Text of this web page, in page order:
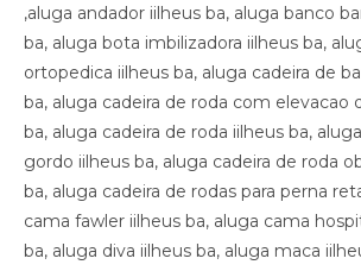
,aluga andador iilheus ba, aluga banco banho iilheus ba, aluga bota imbilizadora iilheus ba, aluga bota ortopedica iilheus ba, aluga cadeira de banho iilheus ba, aluga cadeira de roda com elevacao de pernas iilheus ba, aluga cadeira de roda iilheus ba, aluga cadeira de roda gordo iilheus ba, aluga cadeira de roda obeso iilheus ba, aluga cadeira de rodas para perna reta iilheus ba, aluga cama fawler iilheus ba, aluga cama hospitalar iilheus ba, aluga diva iilheus ba, aluga maca iilheus ba, aluga muleta iilheus ba, alugar cama hospitalar iilheus ba , aluguel andador iilheus ba, aluguel banco de banho iilheus ba, aluguel bota imobilizadora iilheus ba, aluguel bota ortopedica iilheus ba, aluguel cadeira de banho iilheus ba, aluguel cadeira de roda iilheus ba, aluguel cadeira de roda gordo iilheus ba, aluguel cadeira de roda obeso iilheus ba, aluguel cadeira de rodas com elevacao de pernas iilheus ba, aluguel cadeira de rodas para perna reta iilheus ba, aluguel cama fawler iilheus ba, aluguel cama hospitalar iilheus ba, aluguel diva iilheus ba, aluguel maca iilheus ba, aluguel maca iilheus ba, aluguel muleta iilheus ba, andador iilheus ba, artigos hospitalares iilheus ba, assento para banho iilheus ba, banco para banho iilheus ba, bota imibilizadora iilheus ba, bota imobilizadora iilheus ba, bota ortopedica barata iilheus ba, bota ortopedica iilheus ba, cadeira de higiene iilheus ba, cadeira de banho iilheus ba, cadeira de higiene iilheus ba, cadeira de necessidades iilheus ba, cadeira de roda gordo iilheus ba, cadeira de roda obeso iilheus ba, cadeira de rodas aluguel iilheus ba, cadeira de rodas elevacao de pernas iilheus ba, cadeira de rodas higienica iilheus ba, cadeira de rodas para banho preco iilheus ba, cadeira de rodas para gordo iilheus ba, cadeira higienica dobravel iilheus ba, cadeira higienica preco iilheus ba, cadeira para banho preco iilheus ba, cadeira para vaso iilheus ba, cadeiras de rodas iilheus ba, calha afo ortopedica pe caido iilheus ba, calha afo ortopedica pe caido iilheus ba, calha afo ortopedica pe caido iilheus ba, cama fawler iilheus ba, cama hospitalar automatica iilheus ba, cama hospitalar iilheus ba, cama hospitalar manual iilheus ba, cedeira de rodas iilheus ba, cilindro de oxigenio medicinal iilheus ba, clinica ortopedica iilheus ba, clinica so trauma iilheus ba, colar cervical iilheus ba, diva iilheus ba, equipamentos medicos iilheus ba, fisioterapia iilheus ba, hospital iilheus ba, hospital so trauma iilheus ba, imobilizador articulado cotovelo iilheus ba, imobilizador articulado joelho iilheus ba, imobilizador articulado joelho iilheus ba, imobilizador articulado iilheus ba, joelheira iilheus ba, joelheira ortopedica brace iilheus ba, joelheira ortopedica brace iilheus ba iilheus ba, joelheira ortopedica iilheus ba, joelheira ortopedica iilheus ba, joelheira ortopedica iilheus ba, joelheira ortopedica iilheus ba, joelheira ortopedica iilheus ba, locacao andador iilheus ba, locacao banco de banho iilheus ba, locacao bota imobilizadora iilheus ba, locacao bota ortopedica iilheus ba, locacao cadeira de banho iilheus ba, locacao cadeira de roda iilheus ba, locacao cadeira de roda gordo iilheus ba, locacao cadeira de roda obeso iilheus ba, locacao cadeira de rodas elevalcao de pernas iilheus ba, locacao cama fawler iilheus ba, locacao cama hospitalar iilheus ba, locacao de cadeira de rodas iilheus ba, locacao de cadeira de rodas para perna reta iilheus ba, locacao diva iilheus ba, locacao maca iilheus ba, locacao maca iilheus ba, locacao muleta iilheus ba, locadora andador iilheus ba, locadora banco de banho iilheus ba, locadora bota imobilizadora iilheus ba, locadora bota ortopedica iilheus ba, locadora cadeira de banho iilheus ba, locadora cadeira de roda iilheus ba, locadora cadeira de roda gordo iilheus ba, locadora cadeira de roda obeso iilheus ba, locadora cadeira de rodas elevecao de pernas, locadora cadeira de rodas para perna reta iilheus ba, locadora cama fawler iilheus ba, locadora cama hospitalar iilheus ba, locadora diva iilheus ba, locadora maca iilheus ba, locadora maca iilheus ba, locadora muleta iilheus ba, loja bota ortopedica iilheus ba, loja cadeira de banho iilheus ba, loja cadeira de roda iilheus ba, loja cama hospitalar iilheus ba, loja muleta iilheus ba, loja produtos medicos iilheus ba, loja produtos hospitalar iilheus ba, loja produtos hospitalares iilheus ba, loja produtos medicos iilheus ba, loja produtos ortopedicos iilheus ba, loja vende andador iilheus ba, loja vende bota ortopedica iilheus ba, loja vende cadeira de rodas perna reta iilheus ba, loja vende cama fawler iilheus ba, loja vende muleta iilheus ba, loja vende tipoia iilheus ba, maca iilheus ba, material cirurgico iilheus ba, medico ortopedista iilheus ba, muleta barata iilheus ba, muleta iilheus ba, muleta usada iilheus ba, muletas iilheus ba, munhequeira iilheus ba, ortese articulada cotovelo iilheus ba, ortese articulada cotovelo iilheus ba, ortese articulado cotovelo iilheus ba, ortese notuna facite plantar iilheus ba, ortese noturna facite plantar iilheus ba, ortese noturna facite plantar iilheus ba, ortopedia iilheus ba, poltrona hospitalar preco iilheus ba, poltrona reclinavel hospitalar iilheus ba, preco cadeira de banho iilheus ba, preco cama hospitalar iilheus ba, produtos hospitalares iilheus ba, produtos medicos iilheus ba, reabilitacao iilheus ba, sutia cirurgia iilheus ba, sutia ortopedico iilheus ba, sutia ortopedico iilheus ba, sutia pos operatorio iilheus ba, sutia pos operatorio iilheus ba, tala iilheus ba, talas iilheus ba, tipoia iilheus ba, venda muleta iilheus ba, vende cadeira de banho iilheus ba, vende maca iilheus ba, vende muleta iilheus ba, vende produtos hospitalares iilheus ba, vende produtos medicos iilheus ba, ,aluga andador iilheus ba, aluga banco banho iilheus ba, aluga bota imbilizadora iilheus ba, aluga bota ortopedica iilheus ba, aluga cadeira de banho iilheus ba, aluga cadeira de roda com elevacao de pernas iilheus ba, aluga cadeira de roda iilheus ba, aluga cadeira de roda gordo iilheus ba, aluga cadeira de roda obeso iilheus ba, aluga cadeira de rodas para perna reta iilheus ba, aluga cama fawler iilheus ba, aluga cama hospitalar iilheus ba, aluga diva iilheus ba, aluga maca iilheus ba, aluga muleta iilheus ba, alugar cama hospitalar iilheus ba , aluguel andador iilheus ba, aluguel banco de banho iilheus ba, aluguel bota imobilizadora iilheus ba, aluguel bota ortopedica iilheus ba, aluguel cadeira de banho iilheus ba, aluguel cadeira de roda iilheus ba, aluguel cadeira de roda gordo iilheus ba, aluguel cadeira de roda obeso iilheus ba, aluguel cadeira de rodas com elevacao de pernas iilheus ba, aluguel cadeira de rodas para perna reta iilheus ba, aluguel cama fawler iilheus ba, aluguel cama hospitalar iilheus ba, aluguel diva iilheus ba, aluguel maca iilheus ba, aluguel maca iilheus ba, aluguel muleta iilheus ba, andador iilheus ba, artigos hospitalares iilheus ba, assento para banho iilheus ba, banco para banho iilheus ba, bota imibilizadora iilheus ba, bota imobilizadora iilheus ba, bota ortopedica barata iilheus ba, bota ortopedica iilheus ba, cadeira de higiene iilheus ba, cadeira de banho iilheus ba, cadeira de higiene iilheus ba, cadeira de necessidades iilheus ba, cadeira de roda gordo iilheus ba, cadeira de roda obeso iilheus ba, cadeira de rodas aluguel iilheus ba, cadeira de rodas elevacao de pernas iilheus ba, cadeira de rodas higienica iilheus ba, cadeira de rodas para banho preco iilheus ba, cadeira de rodas para gordo iilheus ba, cadeira higienica dobravel iilheus ba, cadeira higienica preco iilheus ba, cadeira para banho preco iilheus ba, cadeira para vaso iilheus ba, cadeiras de rodas iilheus ba, calha afo ortopedica pe caido iilheus ba, calha afo ortopedica pe caido iilheus ba, calha afo ortopedica